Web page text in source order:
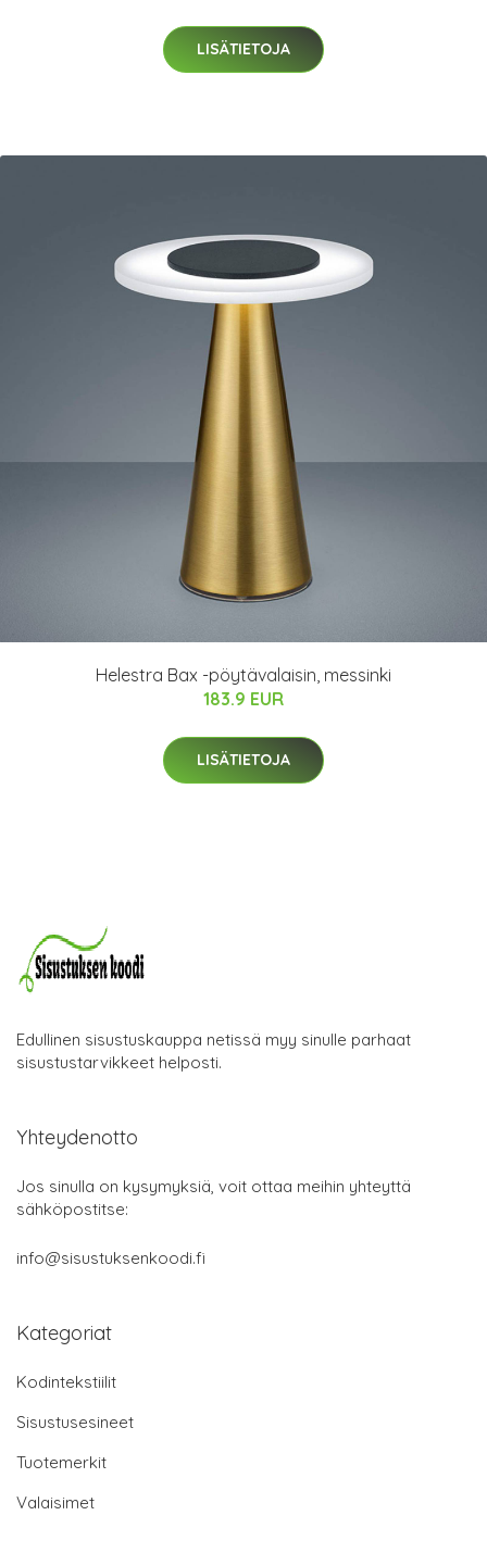
LISÄTIETOJA
Helestra Bax -pöytävalaisin, messinki
183.9 EUR
LISÄTIETOJA
Edullinen sisustuskauppa netissä myy sinulle parhaat
sisustustarvikkeet helposti.
Yhteydenotto
Jos sinulla on kysymyksiä, voit ottaa meihin yhteyttä
sähköpostitse:
info@sisustuksenkoodi.fi
Kategoriat
Kodintekstiilit
Sisustusesineet
Tuotemerkit
Valaisimet